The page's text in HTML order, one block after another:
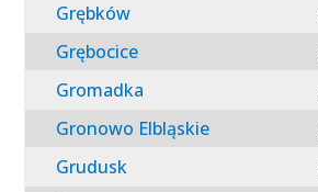
Grębków
Grębocice
Gromadka
Gronowo Elbląskie
Grudusk